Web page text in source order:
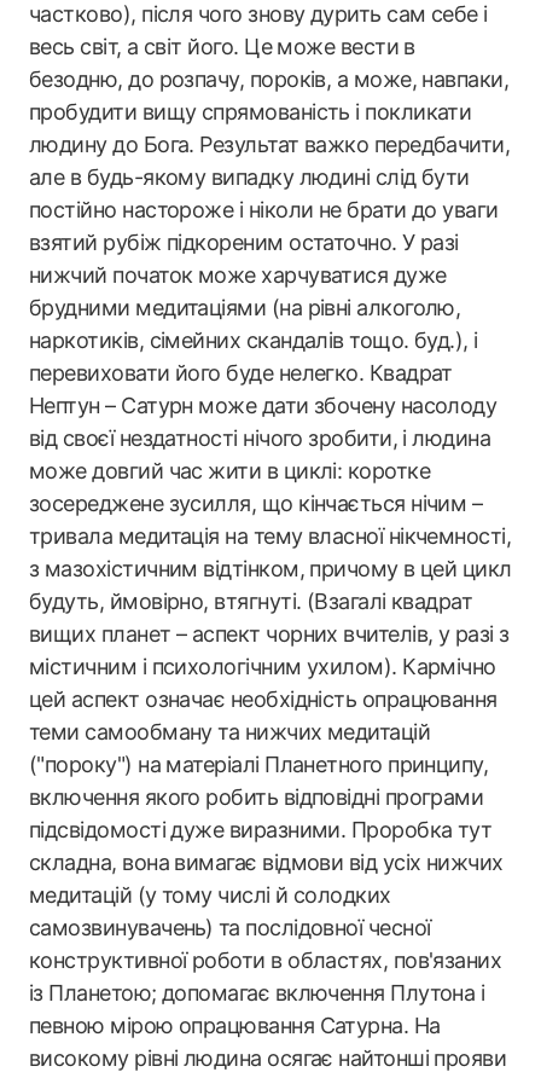
частково), після чого знову дурить сам себе і
весь світ, а світ його. Це може вести в
безодню, до розпачу, пороків, а може, навпаки,
пробудити вищу спрямованість і покликати
людину до Бога. Результат важко передбачити,
але в будь-якому випадку людині слід бути
постійно настороже і ніколи не брати до уваги
взятий рубіж підкореним остаточно. У разі
нижчий початок може харчуватися дуже
брудними медитаціями (на рівні алкоголю,
наркотиків, сімейних скандалів тощо. буд.), і
перевиховати його буде нелегко. Квадрат
Нептун – Сатурн може дати збочену насолоду
від своєї нездатності нічого зробити, і людина
може довгий час жити в циклі: коротке
зосереджене зусилля, що кінчається нічим –
тривала медитація на тему власної нікчемності,
з мазохістичним відтінком, причому в цей цикл
будуть, ймовірно, втягнуті. (Взагалі квадрат
вищих планет – аспект чорних вчителів, у разі з
містичним і психологічним ухилом). Кармічно
цей аспект означає необхідність опрацювання
теми самообману та нижчих медитацій
("пороку") на матеріалі Планетного принципу,
включення якого робить відповідні програми
підсвідомості дуже виразними. Проробка тут
складна, вона вимагає відмови від усіх нижчих
медитацій (у тому числі й солодких
самозвинувачень) та послідовної чесної
конструктивної роботи в областях, пов'язаних
із Планетою; допомагає включення Плутона і
певною мірою опрацювання Сатурна. На
високому рівні людина осягає найтонші прояви